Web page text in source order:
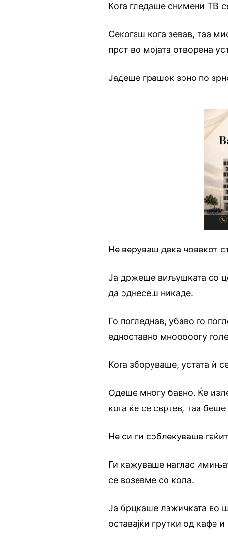
Кога гледаше снимени ТВ
Секогаш кога зевав, таа
прст во мојата отворена
Јадеше грашок зрно по
Не веруваш дека човекот
Ја држеше виљушката со
да однесеш никаде.
Го погледнав, убаво го
едноставно мнооооогу
Кога зборуваше, устата ѝ
Одеше многу бавно. Ќе
кога ќе се свртев, таа
Не си ги соблекуваше
Ги кажуваше наглас
се возевме со кола.
Ја брцкаше лажичката во
оставајќи грутки од кафе